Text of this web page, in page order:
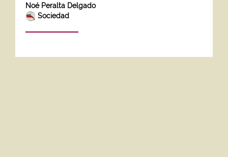
Noé Peralta Delgado
Sociedad